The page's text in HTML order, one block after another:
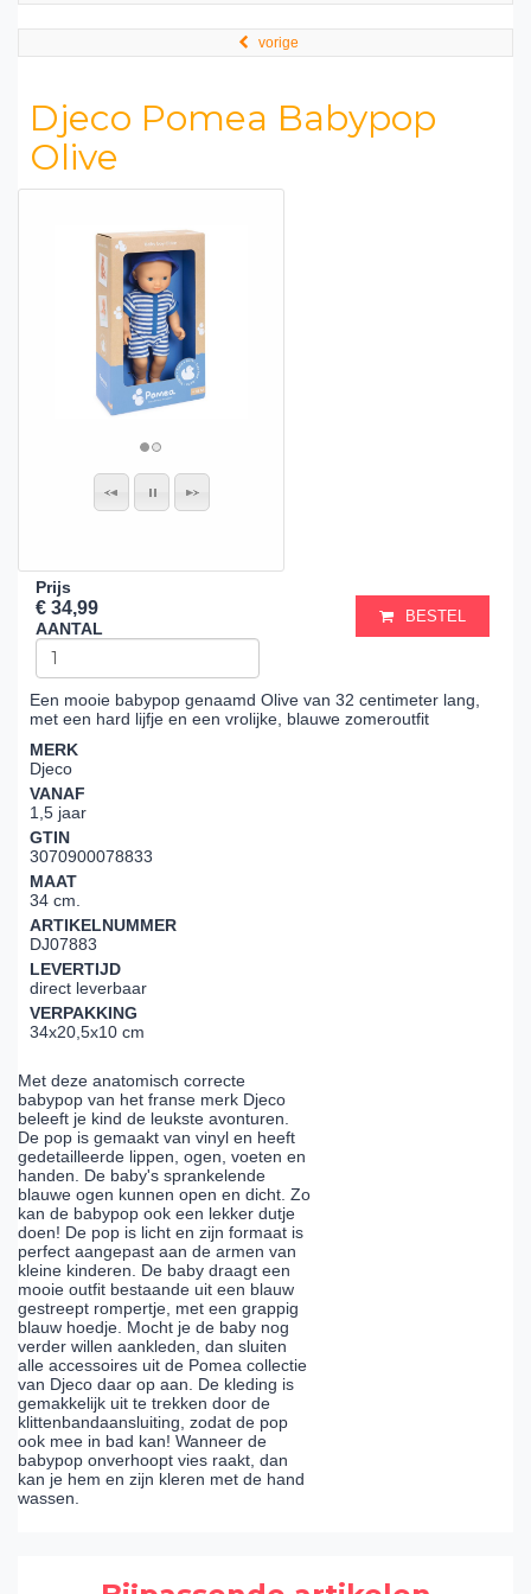
vorige
Djeco Pomea Babypop
Olive
Prijs
€ 34,99
AANTAL
BESTEL
Een mooie babypop genaamd Olive van 32 centimeter lang,
met een hard lijfje en een vrolijke, blauwe zomeroutfit
MERK
Djeco
VANAF
1,5 jaar
GTIN
3070900078833
MAAT
34 cm.
ARTIKELNUMMER
DJ07883
LEVERTIJD
direct leverbaar
VERPAKKING
34x20,5x10 cm
Met deze anatomisch correcte
babypop van het franse merk Djeco
beleeft je kind de leukste avonturen.
De pop is gemaakt van vinyl en heeft
gedetailleerde lippen, ogen, voeten en
handen. De baby's sprankelende
blauwe ogen kunnen open en dicht. Zo
kan de babypop ook een lekker dutje
doen! De pop is licht en zijn formaat is
perfect aangepast aan de armen van
kleine kinderen. De baby draagt een
mooie outfit bestaande uit een blauw
gestreept rompertje, met een grappig
blauw hoedje. Mocht je de baby nog
verder willen aankleden, dan sluiten
alle accessoires uit de Pomea collectie
van Djeco daar op aan. De kleding is
gemakkelijk uit te trekken door de
klittenbandaansluiting, zodat de pop
ook mee in bad kan! Wanneer de
babypop onverhoopt vies raakt, dan
kan je hem en zijn kleren met de hand
wassen.